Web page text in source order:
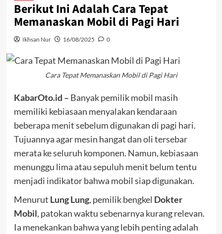
Berikut Ini Adalah Cara Tepat
Memanaskan Mobil di Pagi Hari
Ikhsan Nur 16/08/2025 0
Cara Tepat Memanaskan Mobil di Pagi Hari
KabarOto.id – Banyak pemilik mobil masih
memiliki kebiasaan menyalakan kendaraan
beberapa menit sebelum digunakan di pagi hari.
Tujuannya agar mesin hangat dan oli tersebar
merata ke seluruh komponen. Namun, kebiasaan
menunggu lima atau sepuluh menit belum tentu
menjadi indikator bahwa mobil siap digunakan.
Menurut Lung Lung, pemilik bengkel Dokter
Mobil, patokan waktu sebenarnya kurang relevan.
Ia menekankan bahwa yang lebih penting adalah